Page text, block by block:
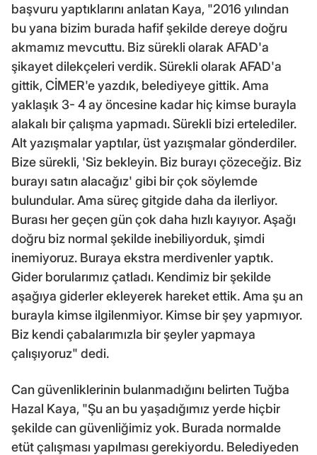
başvuru yaptıklarını anlatan Kaya, "2016 yılından
bu yana bizim burada hafif şekilde dereye doğru
akmamız mevcuttu. Biz sürekli olarak AFAD'a
şikayet dilekçeleri verdik. Sürekli olarak AFAD'a
gittik, CİMER'e yazdık, belediyeye gittik. Ama
yaklaşık 3- 4 ay öncesine kadar hiç kimse burayla
alakalı bir çalışma yapmadı. Sürekli bizi ertelediler.
Alt yazışmalar yaptılar, üst yazışmalar gönderdiler.
Bize sürekli, 'Siz bekleyin. Biz burayı çözeceğiz. Biz
burayı satın alacağız' gibi bir çok söylemde
bulundular. Ama süreç gitgide daha da ilerliyor.
Burası her geçen gün çok daha hızlı kayıyor. Aşağı
doğru biz normal şekilde inebiliyorduk, şimdi
inemiyoruz. Buraya ekstra merdivenler yaptık.
Gider borularımız çatladı. Kendimiz bir şekilde
aşağıya giderler ekleyerek hareket ettik. Ama şu an
burayla kimse ilgilenmiyor. Kimse bir şey yapmıyor.
Biz kendi çabalarımızla bir şeyler yapmaya
çalışıyoruz" dedi.
Can güvenliklerinin bulanmadığını belirten Tuğba
Hazal Kaya, "Şu an bu yaşadığımız yerde hiçbir
şekilde can güvenliğimiz yok. Burada normalde
etüt çalışması yapılması gerekiyordu. Belediyeden